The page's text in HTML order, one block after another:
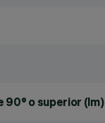
90° o superior (lm)